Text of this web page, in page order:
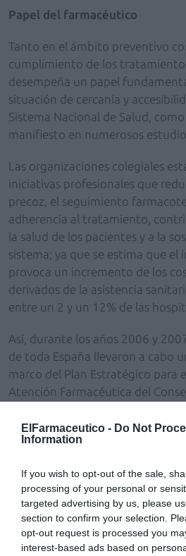
ElFarmaceutico - Do Not
Information
If you wish to opt-out of the sale,
processing of your personal or
targeted advertising by us, please
section to confirm your selection.
opt-out request is processed you
interest-based ads based on
Papel del farmacéutico
Tanto en el ámbito preventivo
cumplimiento de los
desempeña un papel
situación de cercanía y
Sistema Nacional de Salud,
manifiesto en numerosos
Las organizaciones colegiales
iniciativas profesionales que
precoz, el seguimiento
adherencia al tratamiento,
la salud de los pacientes y a la
sistema; ya que se estima que
provoca un incremento de los
derivados de la asistencia
entre un 2 y un 12% de las
Así, durante los años 2006 y
de toda España llevaron a cabo
marco del Plan Estratégico para
Atención Farmacéutica del
pacientes hipertensos. La
servicios de dispensación de
hipertensos con algún otro
cardiovascular.
De los datos obtenidos en el
puede destacar que el 44% de